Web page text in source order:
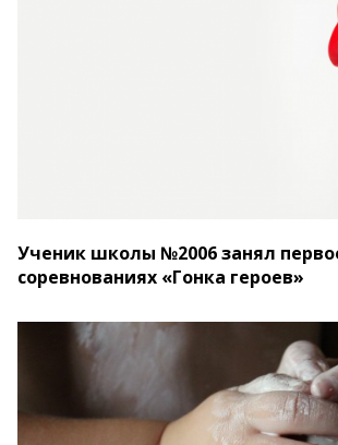
Ученик школы №2006 занял
соревнованиях «Гонка героев»